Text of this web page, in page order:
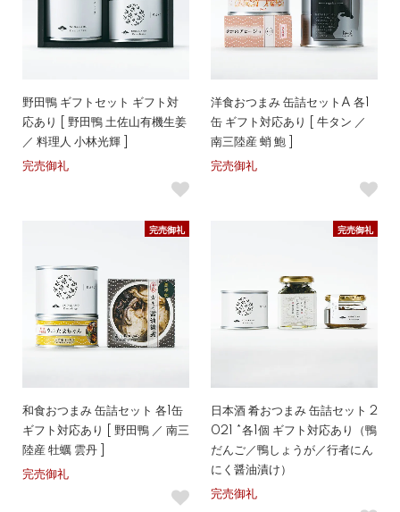
野田鴨 ギフトセット ギフト対
応あり [ 野田鴨 土佐山有機生姜
／ 料理人 小林光輝 ]
完売御礼
洋食おつまみ 缶詰セットA 各1
缶 ギフト対応あり [ 牛タン ／
南三陸産 蛸 鮑 ]
完売御礼
完売御礼
和食おつまみ 缶詰セット 各1缶
ギフト対応あり [ 野田鴨 ／ 南三
陸産 牡蠣 雲丹 ]
完売御礼
完売御礼
日本酒 肴おつまみ 缶詰セット 2
021 *各1個 ギフト対応あり（鴨
だんご／鴨しょうが／行者にん
にく醤油漬け）
完売御礼